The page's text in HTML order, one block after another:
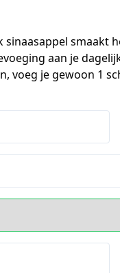
sinaasappel smaakt
aan je
voeg je gewoon 1